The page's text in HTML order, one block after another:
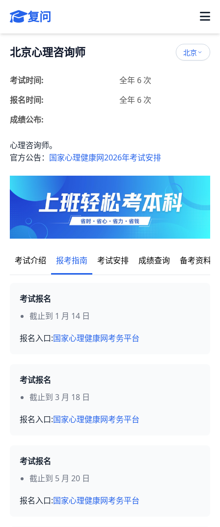
复问
北京心理咨询师 北京
考试时间:
全年 6 次
报名时间:
全年 6 次
成绩公布:
心理咨询师。
官方公告： 国家心理健康网2026年考试安排
考试介绍 报考指南 考试安排 成绩查询 备考资料
考试报名
截止到 1 月 14 日
报名入口:国家心理健康网考务平台
考试报名
截止到 3 月 18 日
报名入口:国家心理健康网考务平台
考试报名
截止到 5 月 20 日
报名入口:国家心理健康网考务平台